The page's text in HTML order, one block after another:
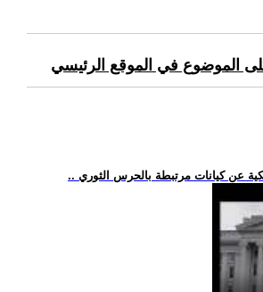
الموضوع في الموقع الرئيسي
عن كيانات مرتبطة بالحرس الثوري